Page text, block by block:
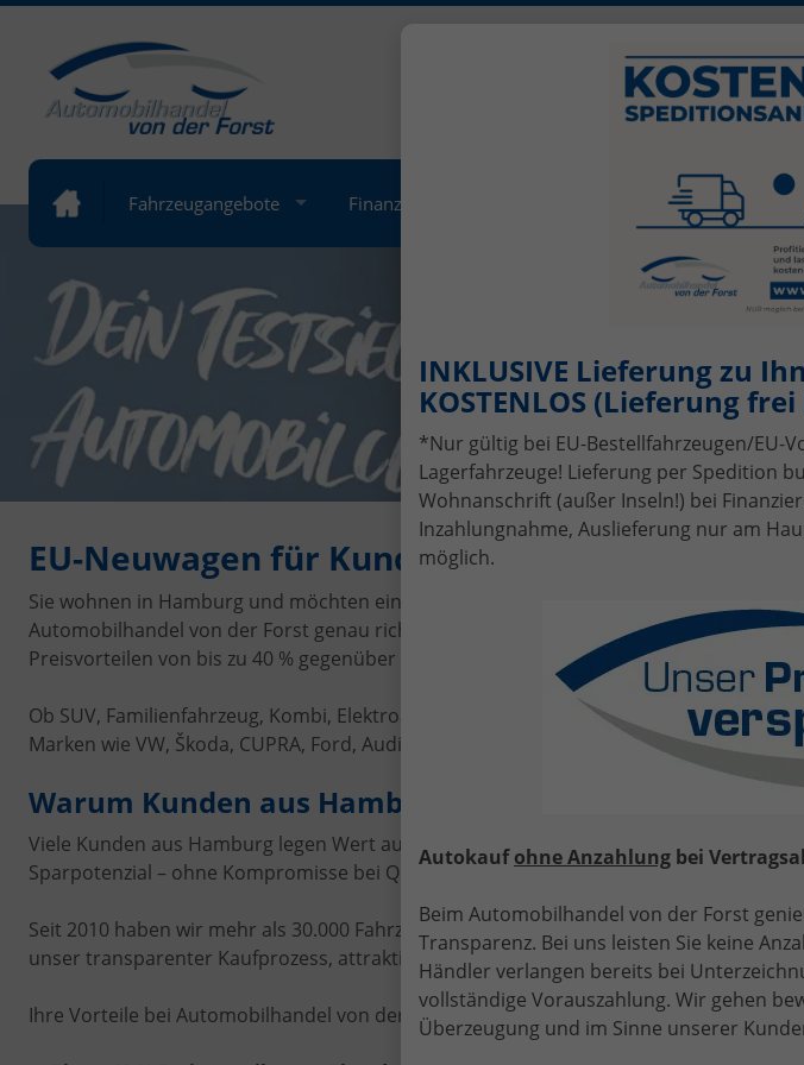
+49 (0)2456 506-1390
Öffnungszeiten: Mo - Fr 08.00 - 17.00
Fahrzeugangebote Finanzierung Top-Angebote
EU-Neuwagen für Kunden aus Hamburg – Bis
Sie wohnen in Hamburg und möchten einen günstigen Neuwagen kaufen, ohne auf
Automobilhandel von der Forst genau richtig. Seit 2010 beliefern wir Kunden aus
Preisvorteilen von bis zu 40 % gegenüber deutschen Listenpreisen.
Ob SUV, Familienfahrzeug, Kombi, Elektroauto, Business-Fahrzeug oder
Marken wie VW, Škoda, CUPRA, Ford, Audi, Toyota, Hyundai, Kia, Dacia und vielen
Warum Kunden aus Hamburg ihren EU-Neuwagen
Viele Kunden aus Hamburg legen Wert auf ein gutes Preis-Leistungs-Verhältnis und
Sparpotenzial – ohne Kompromisse bei Qualität, Sicherheit oder Herstellergarantie.
Seit 2010 haben wir mehr als 30.000 Fahrzeuge ausgeliefert und gehören zu den
unser transparenter Kaufprozess, attraktive Preise und die kostenlose bundesweite
Ihre Vorteile bei Automobilhandel von der Forst:
INKLUSIVE Lieferung zu
KOSTENLOS (Lieferung
*Nur gültig bei EU-Bestellfahrzeugen/EU-
Lagerfahrzeuge! Lieferung per Spedition
Wohnanschrift (außer Inseln!) bei
Inzahlungnahme, Auslieferung nur am
möglich.
Autokaufohne Anzahlung bei
Beim Automobilhandel von der Forst
Transparenz. Bei uns leisten Sie keine
Händler verlangen bereits bei
vollständige Vorauszahlung. Wir gehen
Überzeugung und im Sinne unserer